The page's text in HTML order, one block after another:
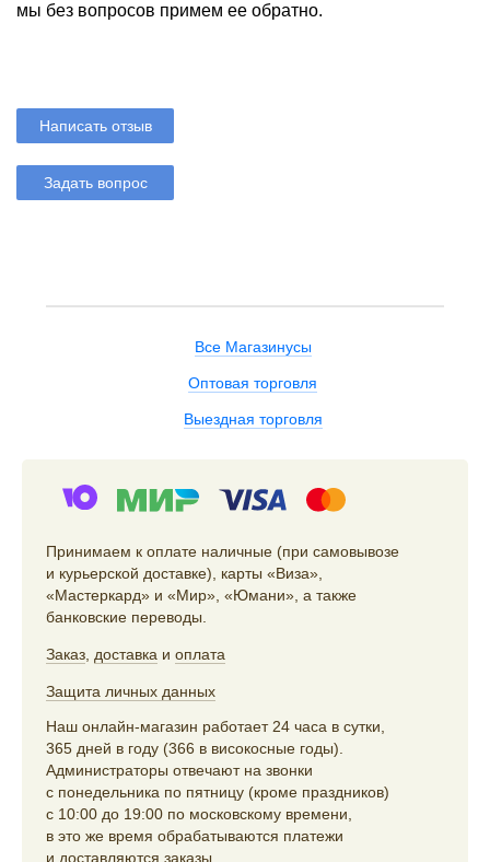
мы без вопросов примем ее обратно.
Написать отзыв
Задать вопрос
Все Магазинусы
Оптовая торговля
Выездная торговля
Принимаем к оплате наличные (при самовывозе
и курьерской доставке), карты «Виза»,
«Мастеркард» и «Мир», «Юмани», а также
банковские переводы.
Заказ доставка и оплата
Защита личных данных
Наш онлайн-магазин работает 24 часа в сутки,
365 дней в году (366 в високосные годы).
Администраторы отвечают на звонки
с понедельника по пятницу (кроме праздников)
с 10:00 до 19:00 по московскому времени,
в это же время обрабатываются платежи
и доставляются заказы.